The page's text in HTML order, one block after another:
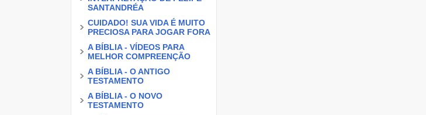
SANTANDRÉA
CUIDADO! SUA VIDA É MUITO
PRECIOSA PARA JOGAR FORA
A BÍBLIA - VÍDEOS PARA
MELHOR COMPREENÇÃO
A BÍBLIA - O ANTIGO
TESTAMENTO
A BÍBLIA - O NOVO
TESTAMENTO